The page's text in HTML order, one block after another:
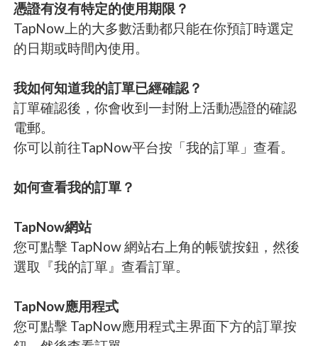
憑證有沒有特定的使用期限？
TapNow上的大多數活動都只能在你預訂時選定
的日期或時間內使用。
我如何知道我的訂單已經確認？
訂單確認後，你會收到一封附上活動憑證的確認
電郵。
你可以前往TapNow平台按「我的訂單」查看。
如何查看我的訂單？
TapNow網站
您可點擊 TapNow 網站右上角的帳號按鈕，然後
選取『我的訂單』查看訂單。
TapNow應用程式
您可點擊 TapNow應用程式主界面下方的訂單按